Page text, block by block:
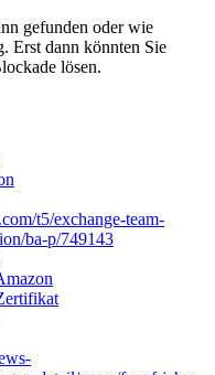
gefunden oder wie
Erst dann könnten Sie
lösen.
t5/exchange-team-
ba-p/749143